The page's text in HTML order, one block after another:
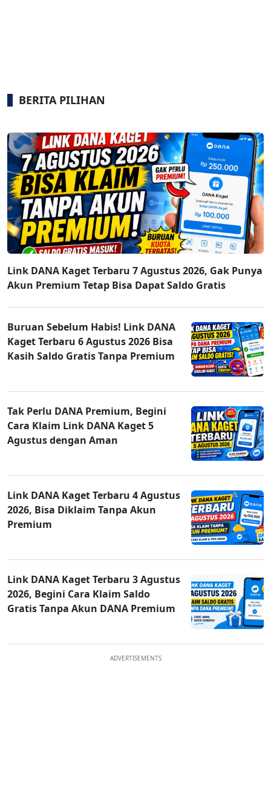
BERITA PILIHAN
Link DANA Kaget Terbaru 7 Agustus 2026, Gak Punya
Akun Premium Tetap Bisa Dapat Saldo Gratis
Buruan Sebelum Habis! Link DANA
Kaget Terbaru 6 Agustus 2026 Bisa
Kasih Saldo Gratis Tanpa Premium
Tak Perlu DANA Premium, Begini
Cara Klaim Link DANA Kaget 5
Agustus dengan Aman
Link DANA Kaget Terbaru 4 Agustus
2026, Bisa Diklaim Tanpa Akun
Premium
Link DANA Kaget Terbaru 3 Agustus
2026, Begini Cara Klaim Saldo
Gratis Tanpa Akun DANA Premium
ADVERTISEMENTS